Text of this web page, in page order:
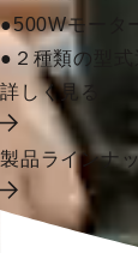
●500Wモーター
●２種類の型式
詳しく見る
製品ラインナ